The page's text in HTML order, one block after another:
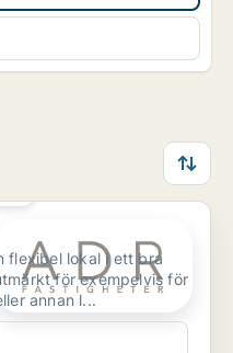
flexibel lokal i ett bra
annan l...